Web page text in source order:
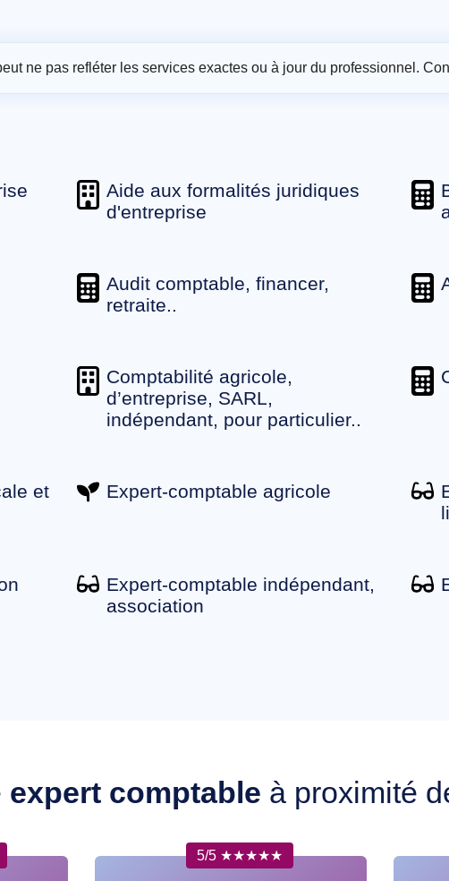
ne pas refléter les services exactes ou à jour du professionnel.
Aide aux formalités juridiques
d'entreprise
Audit comptable, financer,
retraite..
Comptabilité agricole,
d’entreprise, SARL,
indépendant, pour particulier..
et
Expert-comptable agricole
Expert-comptable indépendant,
association
expert comptable à proximité
5/5 ★★★★★